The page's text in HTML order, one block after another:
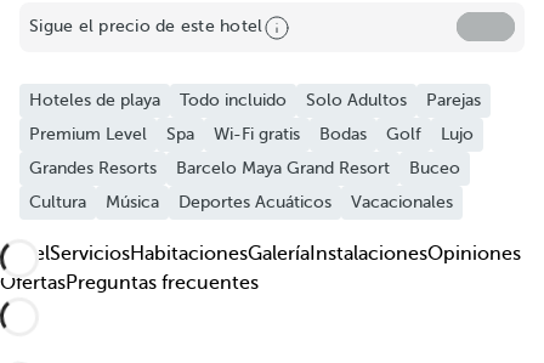
Sigue el precio de este hotel
Hoteles de playa Todo incluido Solo Adultos
Parejas
Premium Level
Spa Wi-Fi gratis Bodas Golf
Lujo
Grandes Resorts
Barcelo Maya Grand Resort
Buceo
Cultura
Música Deportes Acuáticos Vacacionales
HotelServiciosHabitacionesGalería InstalacionesOpiniones
OfertasPreguntas frecuentes